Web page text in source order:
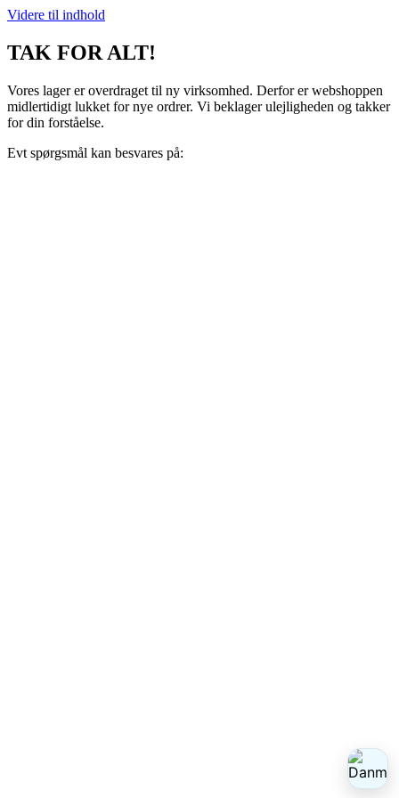
Videre til indhold
TAK FOR ALT!
Vores lager er overdraget til ny virksomhed. Derfor er webshoppen
midlertidigt lukket for nye ordrer. Vi beklager ulejligheden og takker
for din forståelse.
Evt spørgsmål kan besvares på: